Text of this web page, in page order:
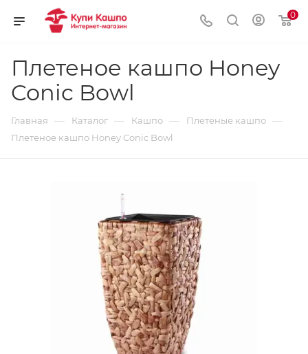
0
Плетеное кашпо Honey
Conic Bowl
Главная — Каталог — Кашпо — Плетеные кашпо —
Плетеное кашпо Honey Conic Bowl